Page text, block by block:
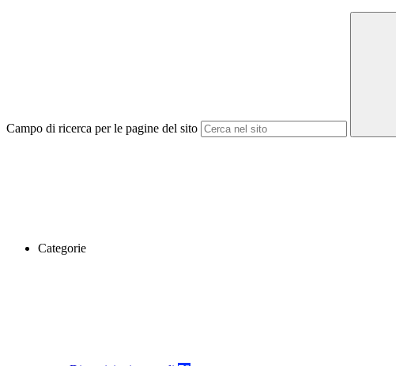
Campo di ricerca per le pagine del sito
Categorie